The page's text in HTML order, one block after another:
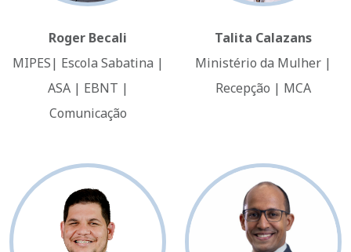
Roger Becali
MIPES| Escola Sabatina |
ASA | EBNT |
Comunicação
Talita Calazans
Ministério da Mulher |
Recepção | MCA